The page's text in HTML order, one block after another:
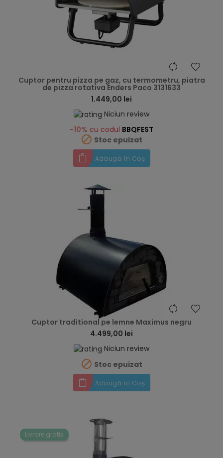
Cuptor pentru pizza pe gaz, cu termometru, piatra
de pizza rotativa Enders Paco 3131633
1.449,00 lei
Niciun review
-10% cu codul BBQFEST
 Stoc epuizat
Adaugă în Coș
Cuptor traditional pe lemne Maximus negru
4.499,00 lei
Niciun review
 Stoc epuizat
Adaugă în Coș
Livrare gratis